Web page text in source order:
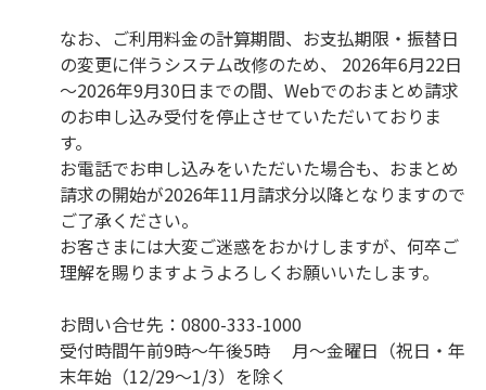
なお、ご利用料金の計算期間、お支払期限・振替日
の変更に伴うシステム改修のため、 2026年6月22日
～2026年9月30日までの間、Webでのおまとめ請求
のお申し込み受付を停止させていただいておりま
す。
お電話でお申し込みをいただいた場合も、おまとめ
請求の開始が2026年11月請求分以降となりますので
ご了承ください。
お客さまには大変ご迷惑をおかけしますが、何卒ご
理解を賜りますようよろしくお願いいたします。
お問い合せ先：0800-333-1000
受付時間午前9時～午後5時 月～金曜日（祝日・年
末年始（12/29～1/3）を除く